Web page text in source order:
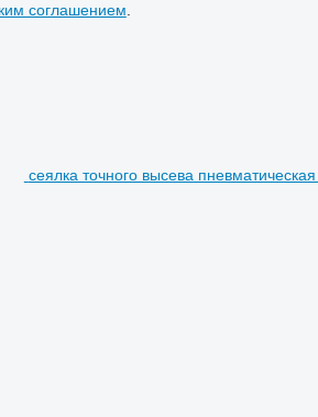
соглашением
сеялка точного высева